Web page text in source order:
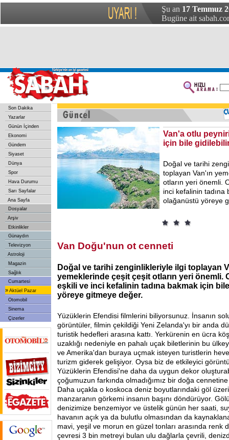
Şu an 17 Temmuz
Bugüne ait
Son Dakika
Yazarlar
Günün İçinden
Ekonomi
Gündem
Siyaset
Dünya
Spor
Hava Durumu
Sarı Sayfalar
Ana Sayfa
Dosyalar
Arşiv
Etkinlikler
Günaydın
Televizyon
Astroloji
Magazin
Sağlık
Cumartesi
» Aktüel Pazar
Otomobil
Sinema
Çizerler
Van'a otlu
için bile
Doğal ve tarihi
toplayan Van'ın
otların yeri önemli.
inci kefalinin tadına
olağanüstü yöreye
Van Doğu'nun ot cenneti
Doğal ve tarihi zenginlikleriyle ilgi toplayan
yemeklerinde çeşit çeşit otların yeri önemli.
eşkili ve inci kefalinin tadına bakmak için
yöreye gitmeye değer.
Yüzüklerin Efendisi filmlerini biliyorsunuz. İnsanın
görüntüler, filmin çekildiği Yeni Zelanda'yı bir anda
turistik hedefleri arasına kattı. Yerkürenin en ücra
uzaklığı nedeniyle en pahalı uçak biletlerinin bu
ve Amerika'dan buraya uçmak isteyen turistlerin
turizm giderek gelişiyor. Oysa biz de etkileyici
Yüzüklerin Efendisi'ne daha da uygun dekor
çoğumuzun farkında olmadığımız bir doğa
Daha uçakla o koskoca deniz boyutlarındaki göl
manzaranın görkemi insanın başını döndürüyor.
denizimize benzemiyor ve üstelik günün her saati,
havanın açık ya da bulutlu olmasından da
mavi, yeşil ve morun en güzel tonları arasında renk
çevresi 3 bin metreyi bulan ulu dağlarla çevrili,